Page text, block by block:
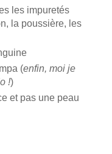
les impuretés
la poussière, les
(enfin, moi je
!)
et pas une peau